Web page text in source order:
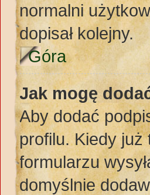
normalni
dopisał kolejny.
Góra
Jak mogę
Aby dodać
profilu. Kiedy
formularzu
domyślnie